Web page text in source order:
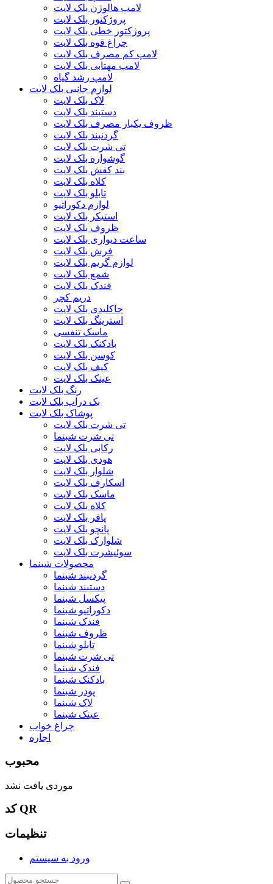
لامپ هالوژن بلک لایت
پروژکتور بلک لایت
پروژکتور خطی بلک لایت
چراغ قوه بلک لایت
لامپ کم مصرف بلک لایت
لامپ مهتابی بلک لایت
لامپ رشد گیاه
لوازم جانبی بلک لایت
لاک بلک لایت
دستبند بلک لایت
ظروف یکبار مصرف بلک لایت
گردنبند بلک لایت
تی شرت بلک لایت
گوشواره بلک لایت
بند کفش بلک لایت
کلاه بلک لایت
تابلو بلک لایت
لوازم دکوراتیو
استیکر بلک لایت
ظروف بلک لایت
ساعت دیواری بلک لایت
فرش بلک لایت
لوازم گریم بلک لایت
شمع بلک لایت
فندک بلک لایت
دریم کچر
جاکلیدی بلک لایت
استرینگ بلک لایت
ماسک تنفسی
بادکنک بلک لایت
کوسن بلک لایت
کیف بلک لایت
عینک بلک لایت
رنگ بلک لایت
بک دراپ بلک لایت
پوشاک بلک لایت
تی شرت بلک لایت
تی شرت شبنما
رکابی بلک لایت
هودی بلک لایت
شلوار بلک لایت
اسکارف بلک لایت
ماسک بلک لایت
کلاه بلک لایت
پافر بلک لایت
پانچو بلک لایت
شلوارک بلک لایت
سوئیشرت بلک لایت
محصولات شبنما
گردنبند شبنما
دستبند شبنما
پیکسل شبنما
دکوراتیو شبنما
فندک شبنما
ظروف شبنما
تابلو شبنما
تی شرت شبنما
فندک شبنما
بادکنک شبنما
پودر شبنما
لاک شبنما
عینک شبنما
چراغ خواب
اجاره
محبوب
موردی یافت نشد
کد QR
تنظیمات
ورود به سیستم